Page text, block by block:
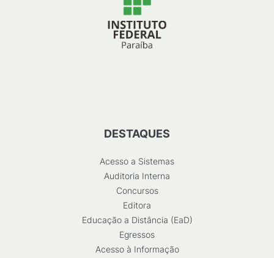
DESTAQUES
Acesso a Sistemas
Auditoria Interna
Concursos
Editora
Educação a Distância (EaD)
Egressos
Acesso à Informação